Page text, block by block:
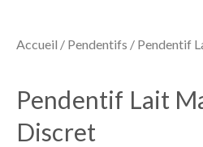
Accueil / Pendentifs / Pendentif
Pendentif Lait
Discret